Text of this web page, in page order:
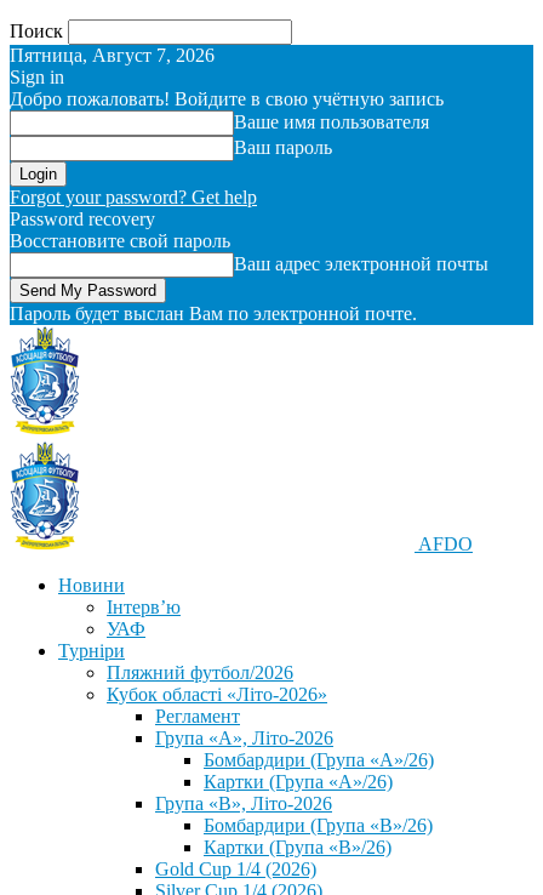
Поиск
Пятница, Август 7, 2026
Sign in
Добро пожаловать! Войдите в свою учётную запись
Ваше имя пользователя
Ваш пароль
Forgot your password? Get help
Password recovery
Восстановите свой пароль
Ваш адрес электронной почты
Пароль будет выслан Вам по электронной почте.
AFDO
Новини
Інтерв’ю
УАФ
Турніри
Пляжний футбол/2026
Кубок області «Літо-2026»
Регламент
Група «А», Літо-2026
Бомбардири (Група «А»/26)
Картки (Група «А»/26)
Група «В», Літо-2026
Бомбардири (Група «В»/26)
Картки (Група «В»/26)
Gold Cup 1/4 (2026)
Silver Cup 1/4 (2026)